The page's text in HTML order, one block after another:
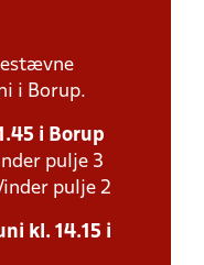
i Borup.
i Borup
pulje 3
pulje 2
kl. 14.15 i